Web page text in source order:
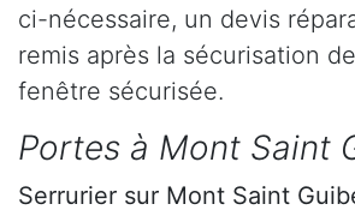
ci-nécessaire, un devis
remis après la sécurisation
fenêtre sécurisée.
Portes à Mont Saint
Serrurier sur Mont Saint